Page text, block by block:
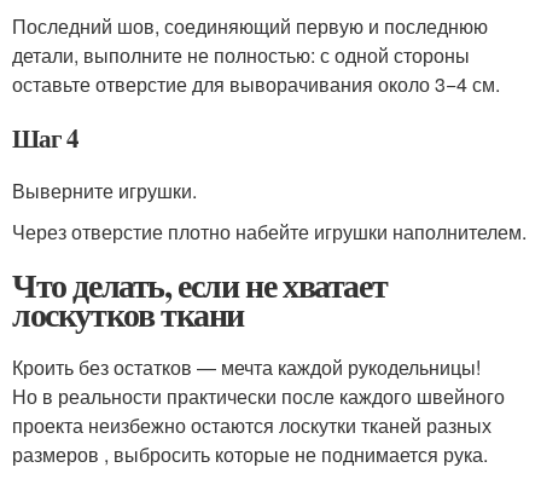
Последний шов, соединяющий первую и последнюю
детали, выполните не полностью: с одной стороны
оставьте отверстие для выворачивания около 3−4 см.
Шаг 4
Выверните игрушки.
Через отверстие плотно набейте игрушки наполнителем.
Что делать, если не хватает
лоскутков ткани
Кроить без остатков — мечта каждой рукодельницы!
Но в реальности практически после каждого швейного
проекта неизбежно остаются лоскутки тканей разных
размеров , выбросить которые не поднимается рука.